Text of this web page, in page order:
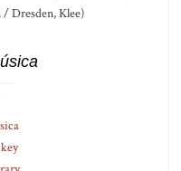
Dresden, Klee)